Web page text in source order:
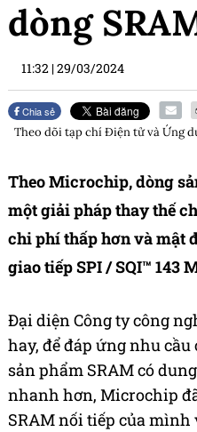
dòng
11:32 |29/03/2024
Chia sẻ
Theo dõi tạp chíĐiện tử và Ứng
Theo Microchip, dòng
một giải pháp thay thế
chi phí thấp hơn và mật
giao tiếp SPI / SQI™ 143
Đại diện Công ty công
hay, để đáp ứng nhu
sản phẩm SRAM có
nhanh hơn, Microchip
SRAM nối tiếp của